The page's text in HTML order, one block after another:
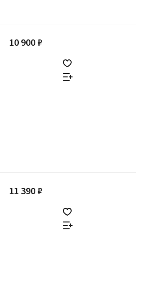
10 900 ₽
11 390 ₽